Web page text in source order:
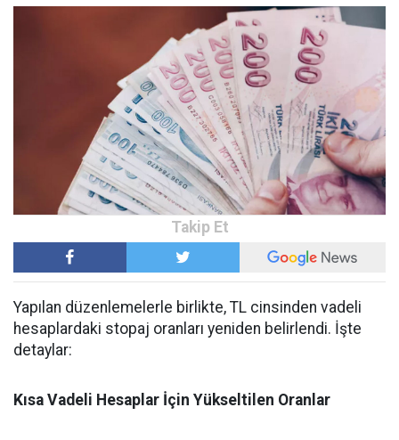
Yapılan düzenlemelerle birlikte, TL cinsinden vadeli
hesaplardaki stopaj oranları yeniden belirlendi. İşte
detaylar:
Kısa Vadeli Hesaplar İçin Yükseltilen Oranlar